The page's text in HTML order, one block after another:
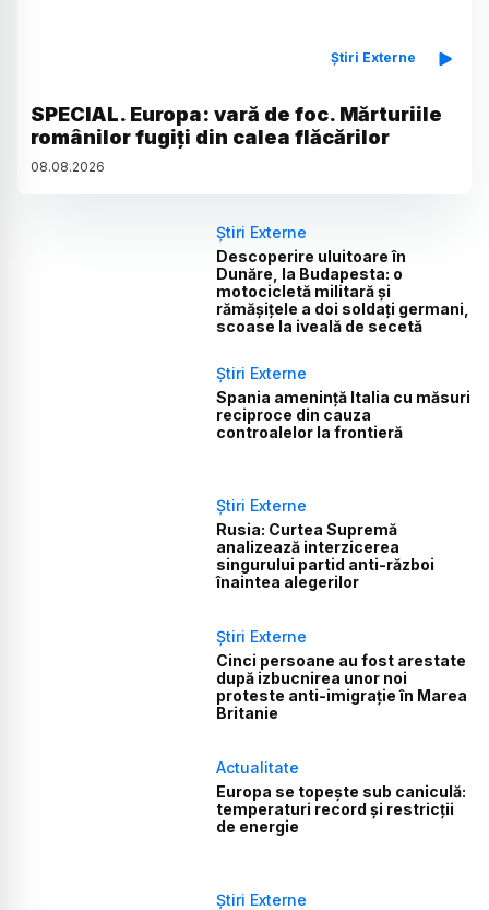
Știri Externe
SPECIAL. Europa: vară de foc. Mărturiile
românilor fugiți din calea flăcărilor
08.08.2026
Știri Externe
Descoperire uluitoare în
Dunăre, la Budapesta: o
motocicletă militară și
rămășițele a doi soldați germani,
scoase la iveală de secetă
Știri Externe
Spania amenință Italia cu măsuri
reciproce din cauza
controalelor la frontieră
Știri Externe
Rusia: Curtea Supremă
analizează interzicerea
singurului partid anti-război
înaintea alegerilor
Știri Externe
Cinci persoane au fost arestate
după izbucnirea unor noi
proteste anti-imigrație în Marea
Britanie
Actualitate
Europa se topește sub caniculă:
temperaturi record și restricții
de energie
Știri Externe